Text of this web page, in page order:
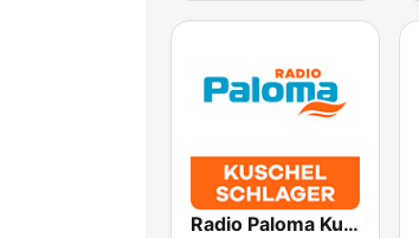
Radio Paloma Kuschelschlager